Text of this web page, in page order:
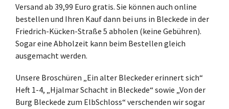
Versand ab 39,99 Euro gratis. Sie können auch online
bestellen und Ihren Kauf dann bei uns in Bleckede in der
Friedrich-Kücken-Straße 5 abholen (keine Gebühren).
Sogar eine Abholzeit kann beim Bestellen gleich
ausgemacht werden.
Unsere Broschüren „Ein alter Bleckeder erinnert sich“
Heft 1-4, „Hjalmar Schacht in Bleckede“ sowie „Von der
Burg Bleckede zum ElbSchloss“ verschenden wir sogar